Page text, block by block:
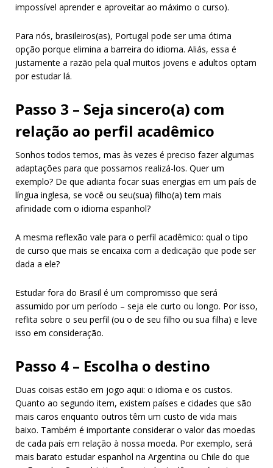
impossível aprender e aproveitar ao máximo o curso).
Para nós, brasileiros(as), Portugal pode ser uma ótima
opção porque elimina a barreira do idioma. Aliás, essa é
justamente a razão pela qual muitos jovens e adultos optam
por estudar lá.
Passo 3 – Seja sincero(a) com
relação ao perfil acadêmico
Sonhos todos temos, mas às vezes é preciso fazer algumas
adaptações para que possamos realizá-los. Quer um
exemplo? De que adianta focar suas energias em um país de
língua inglesa, se você ou seu(sua) filho(a) tem mais
afinidade com o idioma espanhol?
A mesma reflexão vale para o perfil acadêmico: qual o tipo
de curso que mais se encaixa com a dedicação que pode ser
dada a ele?
Estudar fora do Brasil é um compromisso que será
assumido por um período – seja ele curto ou longo. Por isso,
reflita sobre o seu perfil (ou o de seu filho ou sua filha) e leve
isso em consideração.
Passo 4 – Escolha o destino
Duas coisas estão em jogo aqui: o idioma e os custos.
Quanto ao segundo item, existem países e cidades que são
mais caros enquanto outros têm um custo de vida mais
baixo. Também é importante considerar o valor das moedas
de cada país em relação à nossa moeda. Por exemplo, será
mais barato estudar espanhol na Argentina ou Chile do que